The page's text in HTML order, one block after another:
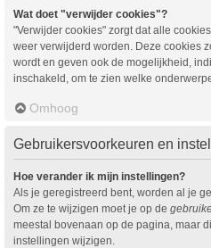
Wat doet "verwijder cookies"?
"Verwijder cookies" zorgt dat alle
weer verwijderd worden. Deze cookies
wordt en geven ook de mogelijkheid,
inschakeld, om te zien welke
Omhoog
Gebruikersvoorkeuren en
Hoe verander ik mijn instellingen?
Als je geregistreerd bent, worden al je
Om ze te wijzigen moet je op de
meestal bovenaan op de pagina, maar
instellingen wijzigen.